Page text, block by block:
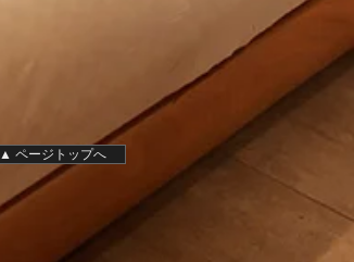
▲ ページトップへ